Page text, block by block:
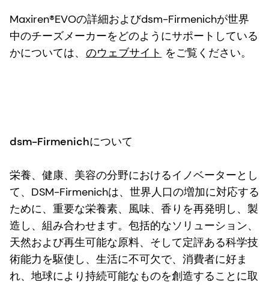
Maxiren®EVOの詳細およびdsm-Firmenichが世界
中のチーズメーカーをどのようにサポートしている
かについては、 のウェブサイト をご覧ください。
dsm-Firmenichについて
栄養、健康、美容の分野におけるイノベーターとし
て、DSM-Firmenichは、世界人口の増加に対応する
ために、重要な栄養素、風味、香りを再発明し、製
造し、組み合わせます。包括的なソリューション、
天然および再生可能な原料、そして定評ある科学技
術能力を駆使し、生活に不可欠で、消費者に好ま
れ、地球により持続可能なものを創造することに取